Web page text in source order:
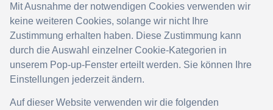
Mit Ausnahme der notwendigen Cookies verwenden wir
keine weiteren Cookies, solange wir nicht Ihre
Zustimmung erhalten haben. Diese Zustimmung kann
durch die Auswahl einzelner Cookie-Kategorien in
unserem Pop-up-Fenster erteilt werden. Sie können Ihre
Einstellungen jederzeit ändern.
Auf dieser Website verwenden wir die folgenden